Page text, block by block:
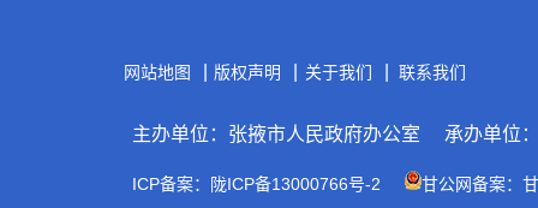
网站地图 版权声明 关于我们 联系我们
主办单位：张掖市人民政府办公室 承办单位
ICP备案：陇ICP备13000766号-2 甘公网备案：